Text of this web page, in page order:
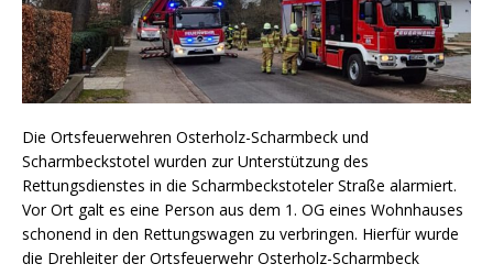
Die Ortsfeuerwehren Osterholz-Scharmbeck und
Scharmbeckstotel wurden zur Unterstützung des
Rettungsdienstes in die Scharmbeckstoteler Straße alarmiert.
Vor Ort galt es eine Person aus dem 1. OG eines Wohnhauses
schonend in den Rettungswagen zu verbringen. Hierfür wurde
die Drehleiter der Ortsfeuerwehr Osterholz-Scharmbeck